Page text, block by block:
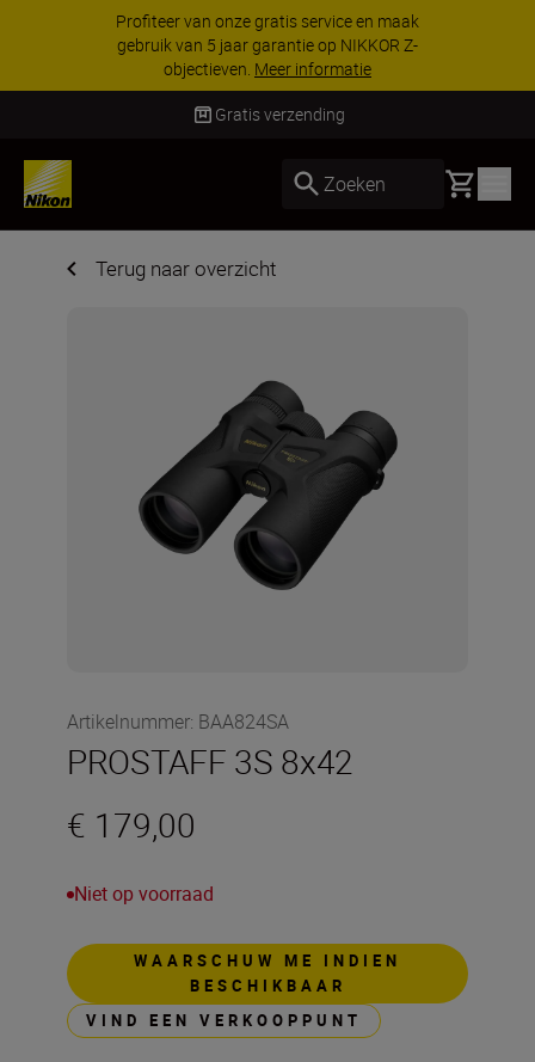
Profiteer van onze gratis service en maak
gebruik van 5 jaar garantie op NIKKOR Z-
objectieven. Meer informatie
Gratis verzending
Zoeken Basket
Terug naar overzicht
Artikelnummer: BAA824SA
PROSTAFF 3S 8x42
€ 179,00
Niet op voorraad
WAARSCHUW ME INDIEN
BESCHIKBAAR
VIND EEN VERKOOPPUNT